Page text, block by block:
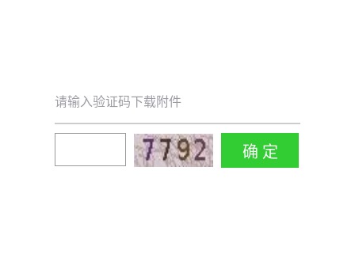
请输入验证码下载附件